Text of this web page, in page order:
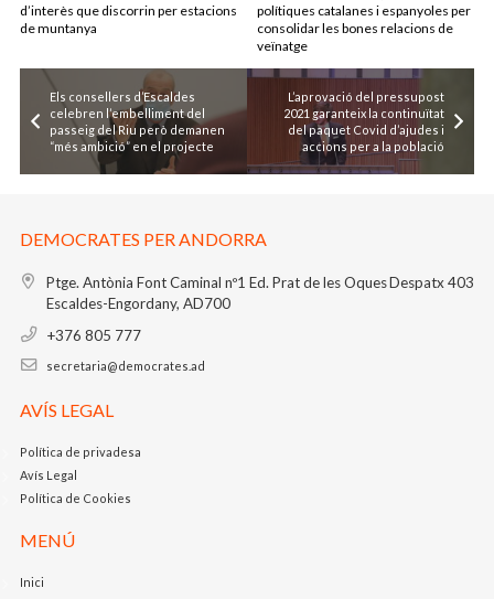
d’interès que discorrin per estacions
de muntanya
polítiques catalanes i espanyoles per
consolidar les bones relacions de
veïnatge
Els consellers d’Escaldes
celebren l’embelliment del
passeig del Riu però demanen
“més ambició” en el projecte
L’aprovació del pressupost
2021 garanteix la continuïtat
del paquet Covid d’ajudes i
accions per a la població
DEMOCRATES PER ANDORRA
Ptge. Antònia Font Caminal nº1 Ed. Prat de les OquesDespatx 403
Escaldes-Engordany, AD700
+376 805 777
secretaria@democrates.ad
AVÍS LEGAL
Política de privadesa
Avís Legal
Política de Cookies
MENÚ
Inici